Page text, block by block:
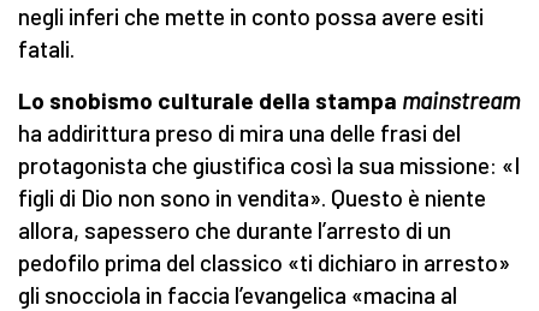
negli inferi che mette in conto possa avere esiti
fatali.
Lo snobismo culturale della stampa mainstream
ha addirittura preso di mira una delle frasi del
protagonista che giustifica così la sua missione: «I
figli di Dio non sono in vendita». Questo è niente
allora, sapessero che durante l’arresto di un
pedofilo prima del classico «ti dichiaro in arresto»
gli snocciola in faccia l’evangelica «macina al